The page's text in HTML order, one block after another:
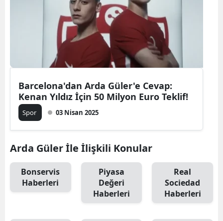
Barcelona'dan Arda Güler'e Cevap:
Kenan Yıldız İçin 50 Milyon Euro Teklif!
Spor 03 Nisan 2025
Arda Güler İle İlişkili Konular
Bonservis
Haberleri
Piyasa
Değeri
Haberleri
Real
Sociedad
Haberleri